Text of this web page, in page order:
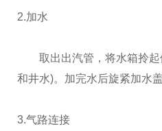
2.加水
取出出汽管，将水箱拎起
和井水)。加完水后旋紧加水
3.气路连接